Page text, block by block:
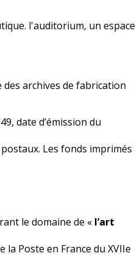
l'auditorium, un espace
archives de fabrication
date d’émission du
Les fonds imprimés
le domaine de « l’art
Poste en France du XVIIe